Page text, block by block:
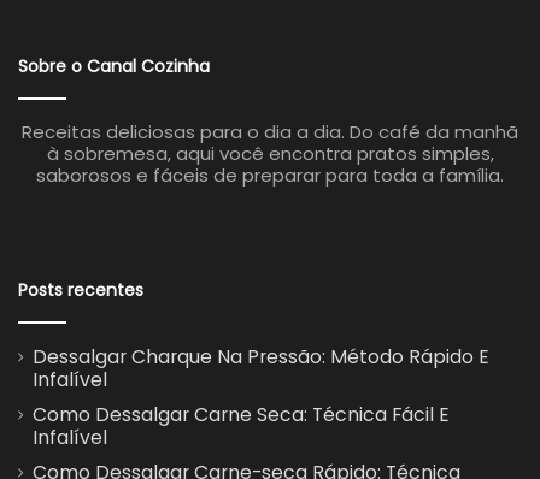
Sobre o Canal Cozinha
Receitas deliciosas para o dia a dia. Do café da manhã
à sobremesa, aqui você encontra pratos simples,
saborosos e fáceis de preparar para toda a família.
Posts recentes
Dessalgar Charque Na Pressão: Método Rápido E
Infalível
Como Dessalgar Carne Seca: Técnica Fácil E
Infalível
Como Dessalgar Carne-seca Rápido: Técnica